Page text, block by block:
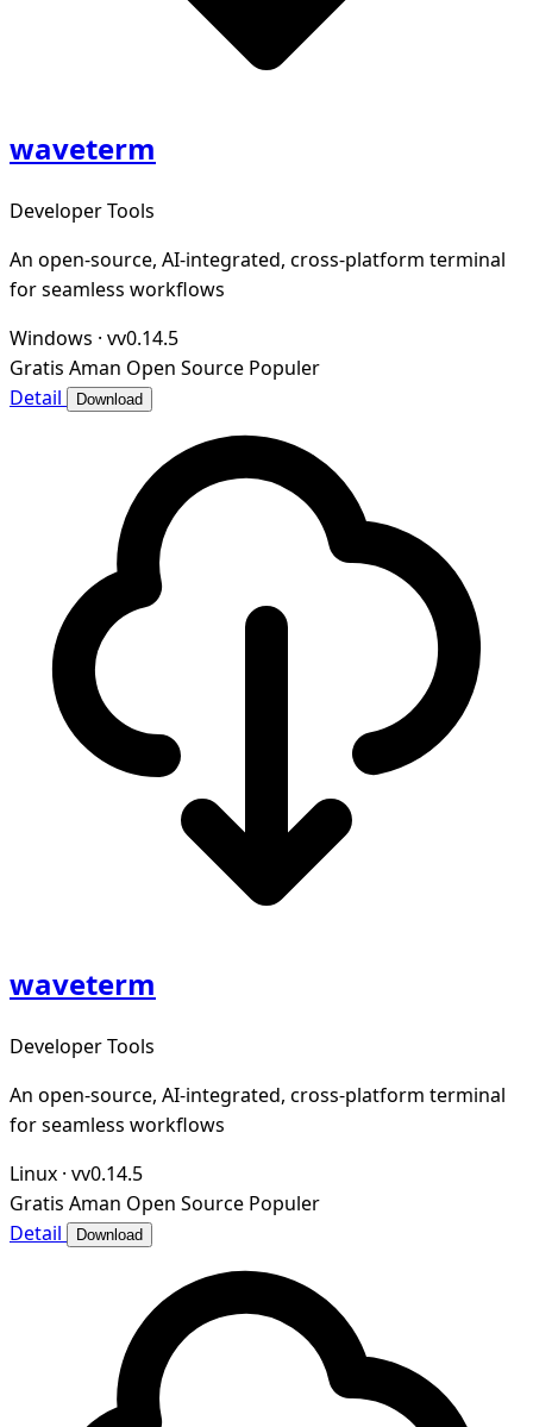
waveterm
Developer Tools
An open-source, AI-integrated, cross-platform terminal
for seamless workflows
Windows · vv0.14.5
Gratis Aman Open Source Populer
Detail
Download
waveterm
Developer Tools
An open-source, AI-integrated, cross-platform terminal
for seamless workflows
Linux · vv0.14.5
Gratis Aman Open Source Populer
Detail
Download